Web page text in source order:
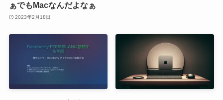
ぁでもMacなんだよなぁ
2023年2月18日